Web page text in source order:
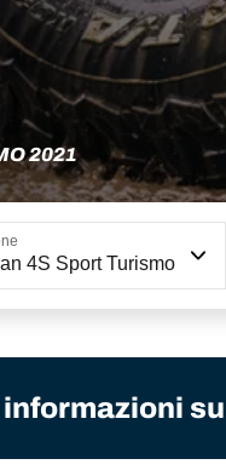
2021
4S Sport Turismo